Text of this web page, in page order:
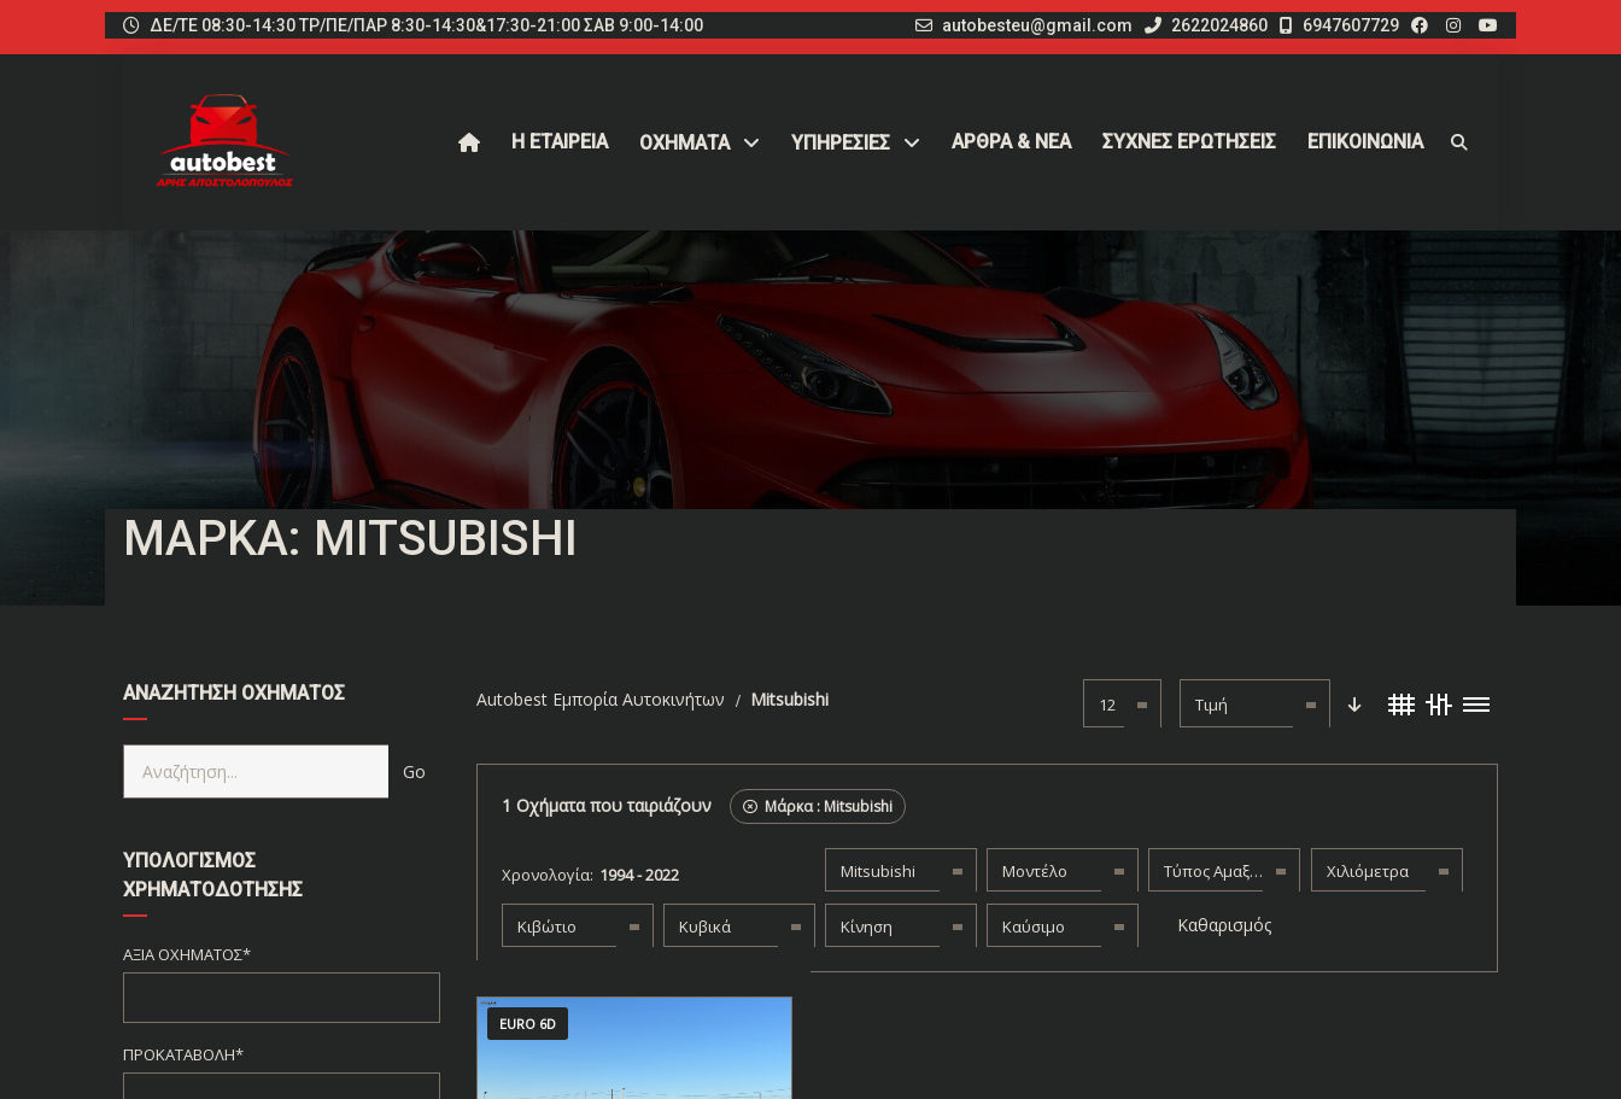
ΔΕ/ΤΕ 08:30-14:30 ΤΡ/ΠΕ/ΠΑΡ 8:30-14:30&17:30-21:00 ΣΑΒ 9:00-14:00 autobesteu@gmail.com 2622024860 6947607729
Η ΕΤΑΙΡΕΙΑ ΟΧΉΜΑΤΑ ΥΠΗΡΕΣΙΕΣ ΑΡΘΡΑ & ΝΕΑ ΣΥΧΝΕΣ ΕΡΩΤΗΣΕΙΣ ΕΠΙΚΟΙΝΩΝΙΑ
ΜΆΡΚΑ: MITSUBISHI
ΑΝΑΖΉΤΗΣΗ ΟΧΉΜΑΤΟΣ
ΥΠΟΛΟΓΙΣΜΌΣ
ΧΡΗΜΑΤΟΔΌΤΗΣΗΣ
ΑΞΊΑ ΟΧΉΜΑΤΟΣ*
ΠΡΟΚΑΤΑΒΟΛΉ*
Autobest Εμπορία Αυτοκινήτων Mitsubishi 12 Τιμή
1 Οχήματα που ταιριάζουν Μάρκα : Mitsubishi
Χρονολογία: Mitsubishi Μοντέλο Τύπος Αμαξώματος Χιλιόμετρα
Κιβώτιο Κυβικά Κίνηση Καύσιμο Καθαρισμός
EURO 6D